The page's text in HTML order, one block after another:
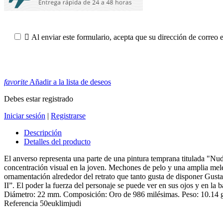
 Al enviar este formulario, acepta que su dirección de
favorite Añadir a la lista de deseos
Debes estar registrado
Iniciar sesión | Registrarse
Descripción
Detalles del producto
El anverso representa una parte de una pintura temprana titulada
concentración visual en la joven. Mechones de pelo y una amplia
ornamentación alrededor del retrato que tanto gusta de disponer
II”. El poder la fuerza del personaje se puede ver en sus ojos y en
Diámetro: 22 mm. Composición: Oro de 986 milésimas. Peso: 10.14
Referencia 50euklimjudi